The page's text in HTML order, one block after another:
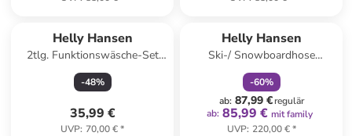
Helly Hansen
2tlg. Funktionswäsche-Set
"Lifa" in Pink/ Schwarz
-48%
35,99 €
UVP: 70,00 €*
Helly Hansen
Ski-/ Snowboardhose
"Switch" in Gelb
-60%
ab: 87,99 €regulär
ab: 85,99 € mit family
UVP: 220,00 €*